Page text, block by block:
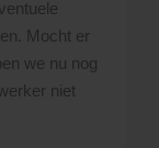
Mocht er
we nu nog
niet